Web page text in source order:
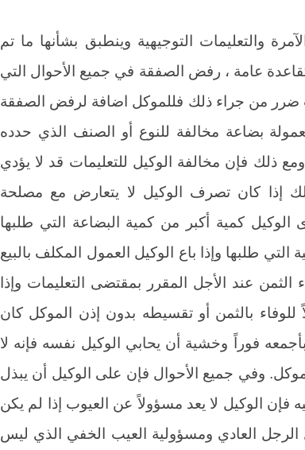
والتعليمات التوجيهية وينطبق بشأنها ما تم
عامة ، رفض الصفقة في جميع الأحوال التي
ضرر من جراء ذلك فللموكل اضافة لرفض الصفقة
بضاعة مخالفة للنوع أو الصنف الذي حدده
ذلك فإن مخالفة الوكيل للتعليمات قد لا يؤدي
إذا كان تصرف الوكيل لا يتعارض مع مصلحة
كمية أكبر من كمية البضاعة التي طلبها
التي طلبها وإذا باع الوكيل العمول المكلف بالبيع
عند الأجل المقرر بمقتضى التعليمات وإذا
للوفاء بالثمن أو تقسيطه بدون إذن الموكل كان
بأجمعه فوراً وخشية أن يحابي الوكيل نفسه فإنه لا
وفي جميع الأحوال فإن على الوكيل أن يبذل
عناية الرجل المعتاد (4). عليه فإن الوكيل لا يعد مسؤولاً عن العيوب إذا لم يكن
العادي ومسؤولية العيب الخفي الذي ليس